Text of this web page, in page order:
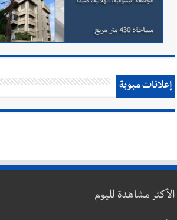
إعلانات مبوبة
الأكثر مشاهدة لليوم